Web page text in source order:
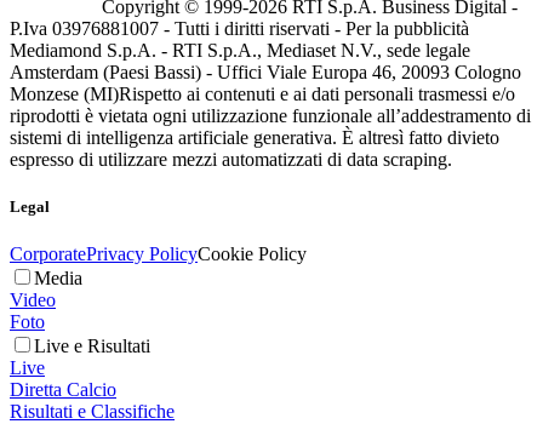
Copyright © 1999-2026 RTI S.p.A. Business Digital -
P.Iva 03976881007 - Tutti i diritti riservati - Per la pubblicità
Mediamond S.p.A. - RTI S.p.A., Mediaset N.V., sede legale
Amsterdam (Paesi Bassi) - Uffici Viale Europa 46, 20093 Cologno
Monzese (MI)Rispetto ai contenuti e ai dati personali trasmessi e/o
riprodotti è vietata ogni utilizzazione funzionale all’addestramento di
sistemi di intelligenza artificiale generativa. È altresì fatto divieto
espresso di utilizzare mezzi automatizzati di data scraping.
Legal
CorporatePrivacy PolicyCookie Policy
Media
Video
Foto
Live e Risultati
Live
Diretta Calcio
Risultati e Classifiche